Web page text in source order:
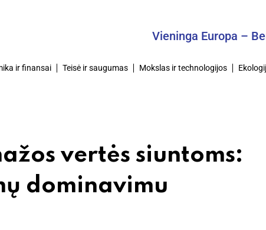
Vieninga Europa – Bendras
ir finansai Teisė ir saugumas Mokslas ir technologijos
vertės siuntoms:
dominavimu